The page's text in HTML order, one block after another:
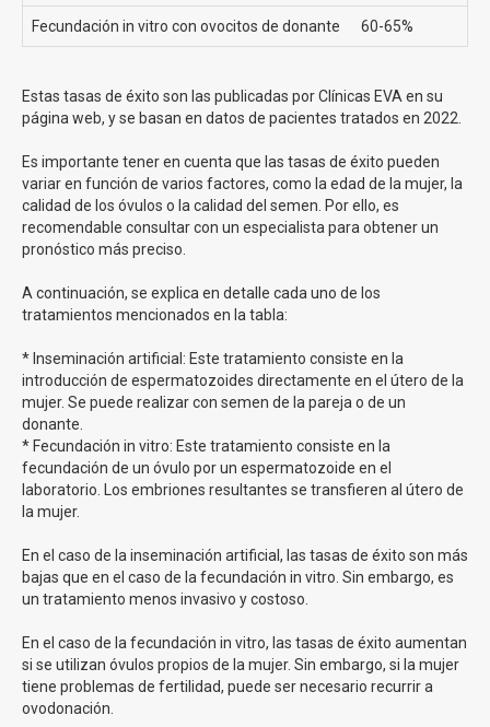
que estamos encantados de poder asesorar a todas
nuestras pacientes. Preguntas como sies necesario
el donante de semen, donde informamos que en España
no es legal pero
hacemos todo lo posible por encontrar
el de mayor parecido a la mama gestante oque mama
sera la donante y cual la gestante, a lo que
respondemos que es una decisión personal de la
pareja, aunque si que es cierto que nuestros
profesionales aconsejarán siempre en función de la
Si tienes cualquier duda, rellena nuestro formulario y
Somosla clínica en España con más Metodo Ropa
realizados en el último añoy con mayor tasas de éxito.
Inseminación Artificial Clínicas Eva
La inseminación artificial es un procedimiento médico que
dificultades para lograrlo de forma natural. Durante
este procedimiento, colocamos cuidadosamente los
espermatozoides en el útero de la mujer para que puedan
La inseminación artificial se realiza en nuestro consultorio
médico, y no requiere cirugía ni anestesia. Es un
procedimiento más sencillo y menos invasivo que otros
métodos de reproducción asistida, como la fertilización in
Fecundación in vitro con ovocitos de donante 60-65%
Estas tasas de éxito son las publicadas por Clínicas EVA en su
página web, y se basan en datos de pacientes tratados en 2022.
Es importante tener en cuenta que las tasas de éxito pueden
variar en función de varios factores, como la edad de la mujer, la
calidad de los óvulos o la calidad del semen. Por ello, es
recomendable consultar con un especialista para obtener un
pronóstico más preciso.
A continuación, se explica en detalle cada uno de los
tratamientos mencionados en la tabla:
* Inseminación artificial: Este tratamiento consiste en la
introducción de espermatozoides directamente en el útero de la
mujer. Se puede realizar con semen de la pareja o de un
donante.
* Fecundación in vitro: Este tratamiento consiste en la
fecundación de un óvulo por un espermatozoide en el
laboratorio. Los embriones resultantes se transfieren al útero de
la mujer.
En el caso de la inseminación artificial, las tasas de éxito son más
bajas que en el caso de la fecundación in vitro. Sin embargo, es
un tratamiento menos invasivo y costoso.
En el caso de la fecundación in vitro, las tasas de éxito aumentan
si se utilizan óvulos propios de la mujer. Sin embargo, si la mujer
tiene problemas de fertilidad, puede ser necesario recurrir a
ovodonación.